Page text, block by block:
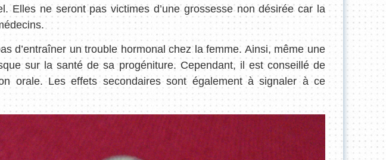
Elles ne seront pas victimes d’une grossesse non désirée car la
d’entraîner un trouble hormonal chez la femme. Ainsi, même une
sur la santé de sa progéniture. Cependant, il est conseillé de
orale. Les effets secondaires sont également à signaler à ce